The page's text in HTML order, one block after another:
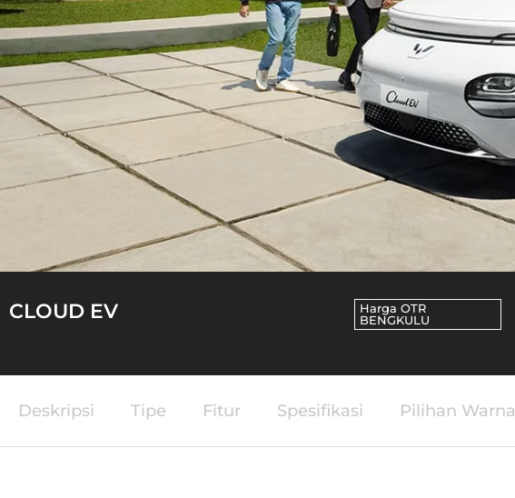
CLOUD EV
Harga OTR
BENGKULU
Deskripsi Tipe Fitur Spesifikasi Pilihan Warna